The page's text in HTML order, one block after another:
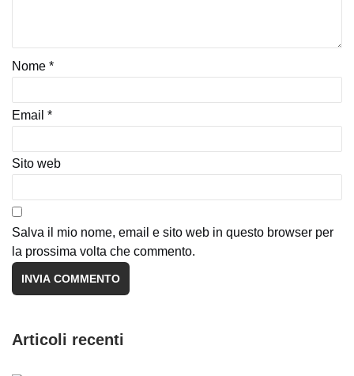
Nome *
Email *
Sito web
Salva il mio nome, email e sito web in questo browser per
la prossima volta che commento.
Articoli recenti